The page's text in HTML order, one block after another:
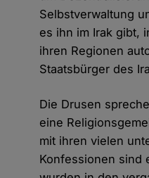
Selbstverwaltung
es ihn im Irak gibt,
ihren Regionen
Staatsbürger des
Die Drusen
eine
mit ihren vielen
Konfessionen sind